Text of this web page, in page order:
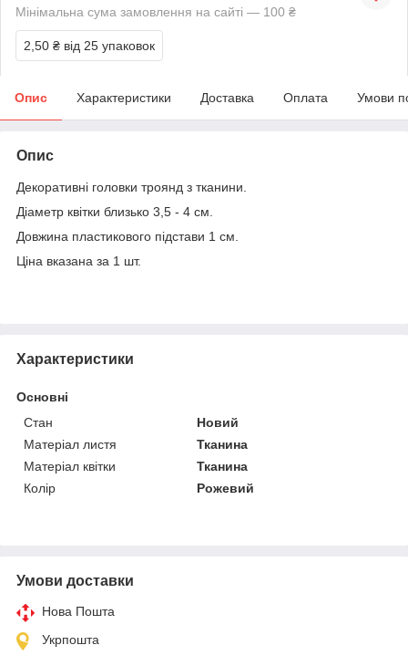
Мінімальна сума замовлення на сайті — 100 ₴
2,50 ₴ від 25 упаковок
Опис Характеристики Доставка Оплата Умови
Опис
Декоративні головки троянд з тканини.
Діаметр квітки близько 3,5 - 4 см.
Довжина пластикового підстави 1 см.
Ціна вказана за 1 шт.
Характеристики
Основні
Стан
Новий
Матеріал листя
Тканина
Матеріал квітки
Тканина
Колір
Рожевий
Умови доставки
Нова Пошта
Укрпошта